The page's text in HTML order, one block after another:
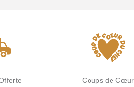
Coups de Cœur